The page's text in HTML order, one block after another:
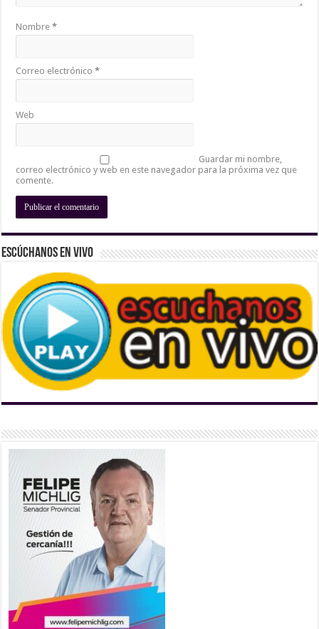
Nombre*
Correo electrónico*
Web
Guardar mi nombre,
correo electrónico y web en este navegador para la próxima vez que
comente.
Escúchanos En Vivo